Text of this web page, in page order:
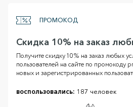
ПРОМОКОД
Скидка 10% на заказ
Получите скидку 10% на заказ любых
пользователей на сайте по промокоду
новых и зарегистрированных
воспользовались: 187 человек